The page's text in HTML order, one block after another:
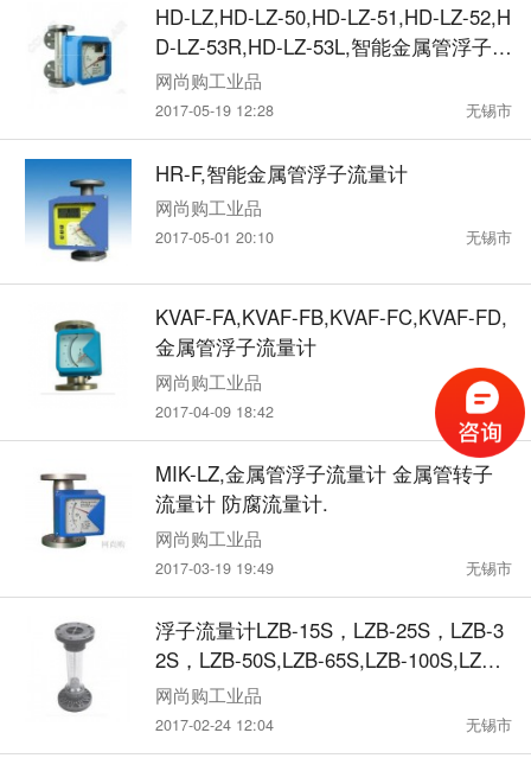
HD-LZ,HD-LZ-50,HD-LZ-51,HD-LZ-52,H
D-LZ-53R,HD-LZ-53L,智能金属管浮子流
量计
网尚购工业品
2017-05-19 12:28 无锡市
HR-F,智能金属管浮子流量计
网尚购工业品
2017-05-01 20:10 无锡市
KVAF-FA,KVAF-FB,KVAF-FC,KVAF-FD,
金属管浮子流量计
网尚购工业品
2017-04-09 18:42 无锡市
MIK-LZ,金属管浮子流量计 金属管转子
流量计 防腐流量计.
网尚购工业品
2017-03-19 19:49 无锡市
浮子流量计LZB-15S，LZB-25S，LZB-3
2S，LZB-50S,LZB-65S,LZB-100S,LZB-1
25S,LZB-150S
网尚购工业品
2017-02-24 12:04 无锡市